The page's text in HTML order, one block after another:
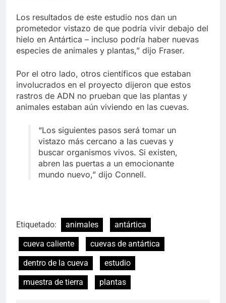
Los resultados de este estudio nos dan un
prometedor vistazo de que podría vivir debajo del
hielo en Antártica – incluso podría haber nuevas
especies de animales y plantas,” dijo Fraser.
Por el otro lado, otros científicos que estaban
involucrados en el proyecto dijeron que estos
rastros de ADN no prueban que las plantas y
animales estaban aún viviendo en las cuevas.
“Los siguientes pasos será tomar un
vistazo más cercano a las cuevas y
buscar organismos vivos. Si existen,
abren las puertas a un emocionante
mundo nuevo,” dijo Connell.
Etiquetado: animales
antártica
cueva caliente
cuevas de antártica
dentro de la cueva
estudio
muestra de tierra
plantas